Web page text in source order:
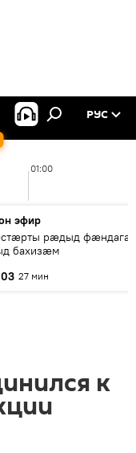
РУС
01:00
эфир
рæдыд
бахизæм
27 мин
к